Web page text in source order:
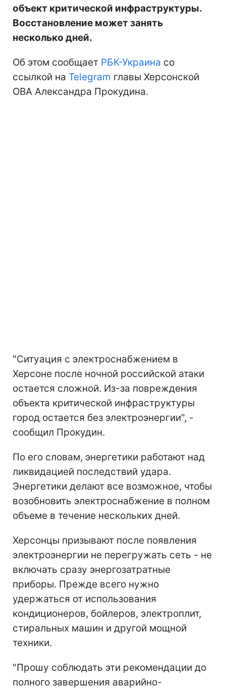
объект критической инфраструктуры.
Восстановление может занять
несколько дней.
Об этом сообщает РБК-Украина со
ссылкой на Telegram главы Херсонской
ОВА Александра Прокудина.
"Ситуация с электроснабжением в
Херсоне после ночной российской атаки
остается сложной. Из-за повреждения
объекта критической инфраструктуры
город остается без электроэнергии", -
сообщил Прокудин.
По его словам, энергетики работают над
ликвидацией последствий удара.
Энергетики делают все возможное, чтобы
возобновить электроснабжение в полном
объеме в течение нескольких дней.
Херсонцы призывают после появления
электроэнергии не перегружать сеть - не
включать сразу энергозатратные
приборы. Прежде всего нужно
удержаться от использования
кондиционеров, бойлеров, электроплит,
стиральных машин и другой мощной
техники.
"Прошу соблюдать эти рекомендации до
полного завершения аварийно-